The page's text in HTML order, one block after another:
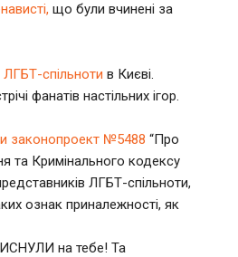
що були вчинені за
ЛГБТ-спільноти в Києві.
фанатів настільних ігор.
законопроект №5488 “Про
та Кримінального кодексу
ЛГБТ-спільноти,
ознак приналежності, як
на тебе! Та